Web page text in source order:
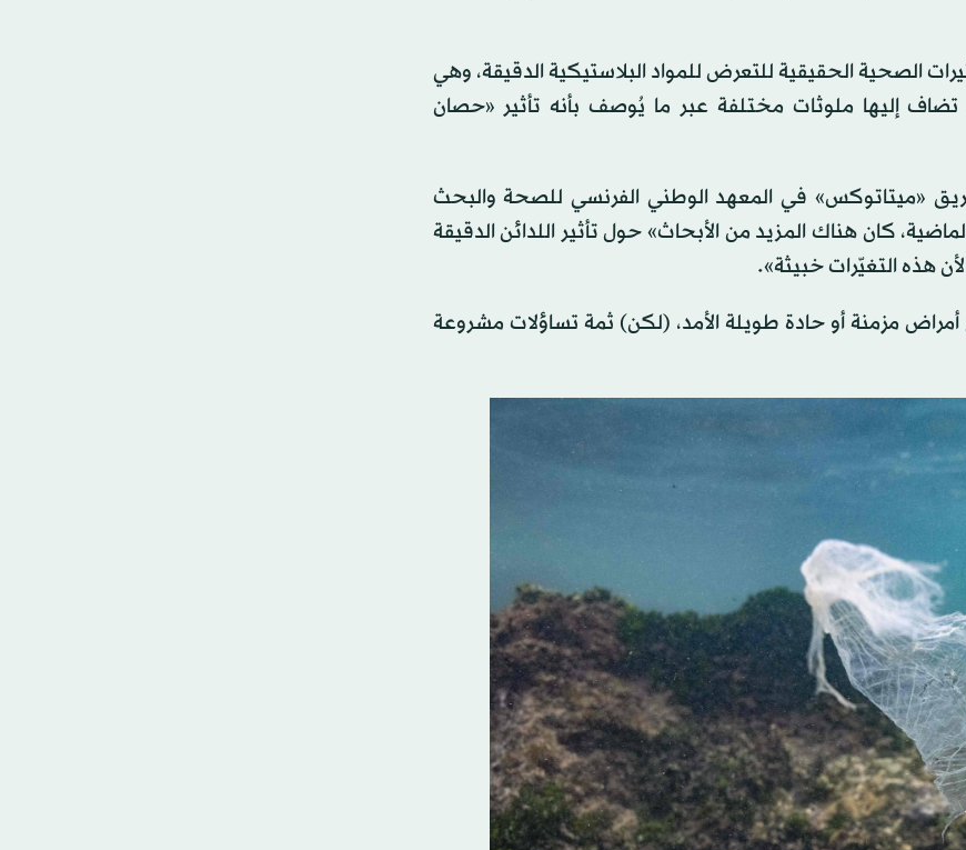
الصحية الحقيقية للتعرض للمواد البلاستيكية الدقيقة، وهي
تضاف إليها ملوثات مختلفة عبر ما يُوصف بأنه تأثير «حصان
«ميتاتوكس» في المعهد الوطني الفرنسي للصحة والبحث
كان هناك المزيد من الأبحاث» حول تأثير اللدائن الدقيقة
هذه التغيّرات خبيثة».
مزمنة أو حادة طويلة الأمد، (لكن) ثمة تساؤلات مشروعة